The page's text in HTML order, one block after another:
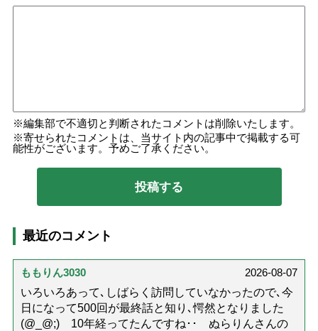
編集部で不適切と判断されたコメントは削除いたします。
寄せられたコメントは、当サイト内の記事中で掲載する可
能性がございます。予めご了承ください。
最近のコメント
ももりん3030
2026-08-07
いろいろあって､しばらく訪問していなかったので､今
日になって500回が最終話と知り､愕然となりました
(@_@;) 10年経ってたんですね･･ ぬらりんさんの